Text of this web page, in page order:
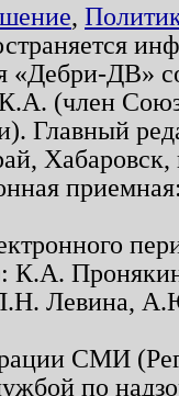
,
«Дебри-ДВ»
(член
Главный
К.А.
Левина,
СМИ
по